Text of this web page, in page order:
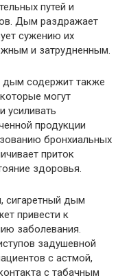
путей и
Дым раздражает
сужению их
и затрудненным.
дым содержит также
могут
усиливать
продукции
бронхиальных
приток
здоровья.
сигаретный дым
привести к
заболевания.
задушевной
с астмой,
с табачным